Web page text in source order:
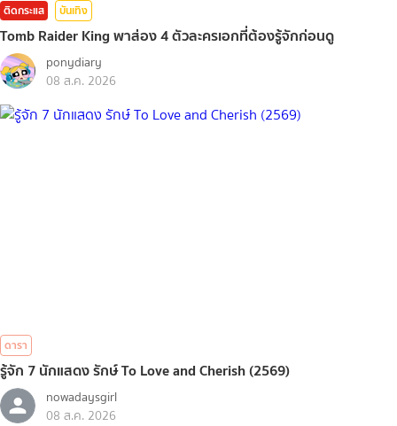
ติดกระแส บันเทิง
Tomb Raider King พาส่อง 4 ตัวละครเอกที่ต้องรู้จักก่อนดู
ponydiary
08 ส.ค. 2026
ดารา
รู้จัก 7 นักแสดง รักษ์ To Love and Cherish (2569)
nowadaysgirl
08 ส.ค. 2026